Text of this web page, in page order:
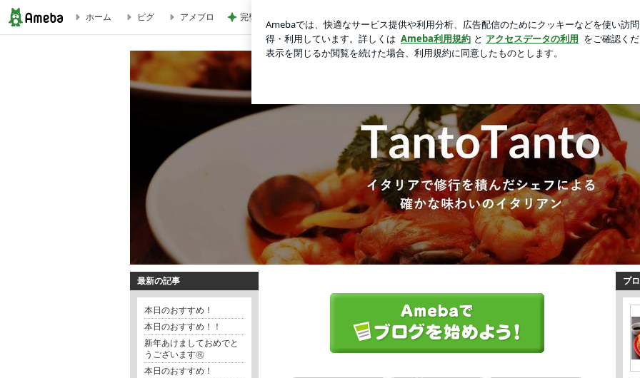
ホーム ピグ アメブロ 完璧な布陣だった週替わりのランチ
とんかつ栄屋のブログ
イオンモールのとんかつ屋の毎日を伝えるブログです
プ
最新の記事
本日のおすすめ！
本日のおすすめ！！
新年あけましておめでと
うございます㊗️
本日のおすすめ！